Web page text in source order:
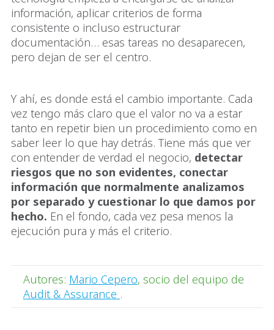
información, aplicar criterios de forma
consistente o incluso estructurar
documentación… esas tareas no desaparecen,
pero dejan de ser el centro.
Y ahí, es donde está el cambio importante. Cada
vez tengo más claro que el valor no va a estar
tanto en repetir bien un procedimiento como en
saber leer lo que hay detrás. Tiene más que ver
con entender de verdad el negocio, detectar
riesgos que no son evidentes, conectar
información que normalmente analizamos
por separado y cuestionar lo que damos por
hecho. En el fondo, cada vez pesa menos la
ejecución pura y más el criterio.
Autores: Mario Cepero, socio del equipo de
Audit & Assurance .